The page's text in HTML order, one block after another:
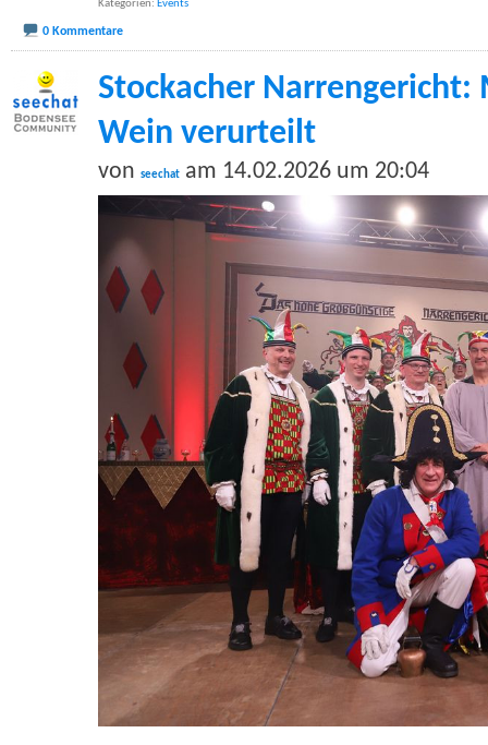
Kategorien Events
0 Kommentare
Stockacher Narrengericht:
Wein verurteilt
von seechat am 14.02.2026 um 20:04